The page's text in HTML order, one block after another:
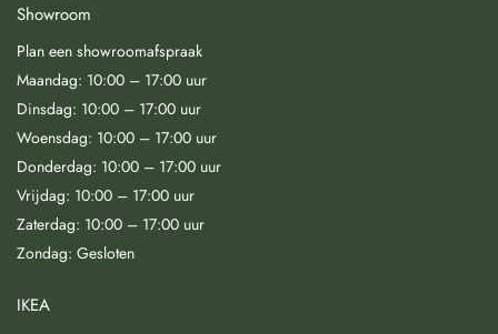
Showroom
Plan een showroomafspraak
Maandag: 10:00 – 17:00 uur
Dinsdag: 10:00 – 17:00 uur
Woensdag: 10:00 – 17:00 uur
Donderdag: 10:00 – 17:00 uur
Vrijdag: 10:00 – 17:00 uur
Zaterdag: 10:00 – 17:00 uur
Zondag: Gesloten
IKEA